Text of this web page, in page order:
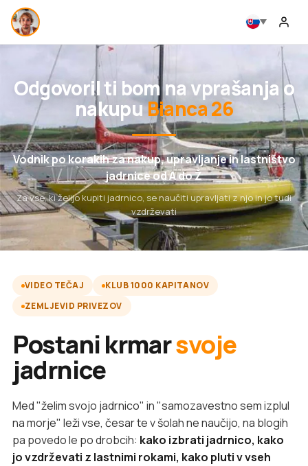
Odgovoril ti bom na vprašanja o
nakupuBianca 26
Vodnik po korakih za nakup, upravljanje in lastništvo
jadrnice od A do Ž
Za vse, ki želijo kupiti jadrnico, se naučiti upravljati z njo in jo tudi
vzdrževati
VIDEO TEČAJ
KLUB 1000 KAPITANOV
ZEMLJEVID PRIVEZOV
Postani krmarsvoje
jadrnice
Med "želim svojo jadrnico" in "samozavestno sem izplul
na morje" leži vse, česar te v šolah ne naučijo, na blogih
pa povedo le po drobcih: kako izbrati jadrnico, kako
jo vzdrževati z lastnimi rokami, kako pluti v vseh